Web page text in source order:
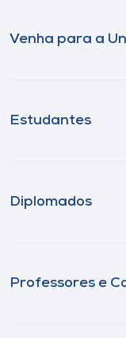
Venha para a
Estudantes
Diplomados
Professores e